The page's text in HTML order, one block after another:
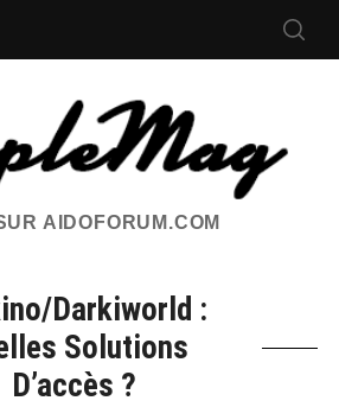
AIDOFORUM.COM
Darkiworld :
Solutions
D’accès ?